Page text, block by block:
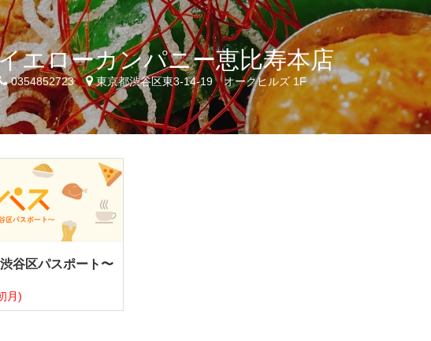
エローカンパニー恵比寿本店
0354852723 東京都渋谷区東3-14-19 オークヒルズ 1F
谷区パスポート〜
月)